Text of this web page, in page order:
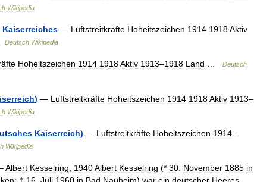
Wikipedia
Kaiserreiches — Luftstreitkräfte Hoheitszeichen 1914 1918Aktiv
Deutsch Wikipedia
Hoheitszeichen 1914 1918Aktiv 1913–1918 Land
Deutsch
) — Luftstreitkräfte Hoheitszeichen 1914 1918Aktiv 1913–
Wikipedia
Kaiserreich) — Luftstreitkräfte Hoheitszeichen 1914–
Wikipedia
Albert Kesselring 1940Albert Kesselring (* 30 November 1885 in